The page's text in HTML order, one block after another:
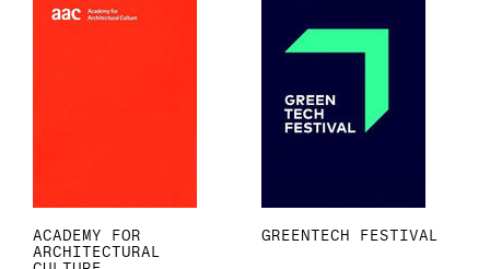
ACADEMY FOR
ARCHITECTURAL
GREENTECH FESTIVAL